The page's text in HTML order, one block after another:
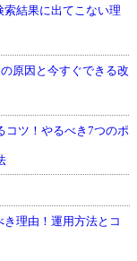
索結果に出てこない理
原因と今すぐできる改
コツ！やるべき7つのポ
き理由！運用方法とコ